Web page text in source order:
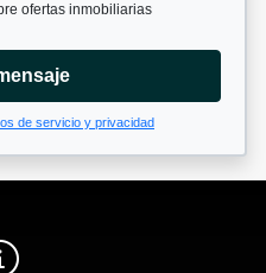
ofertas inmobiliarias
de servicio y privacidad